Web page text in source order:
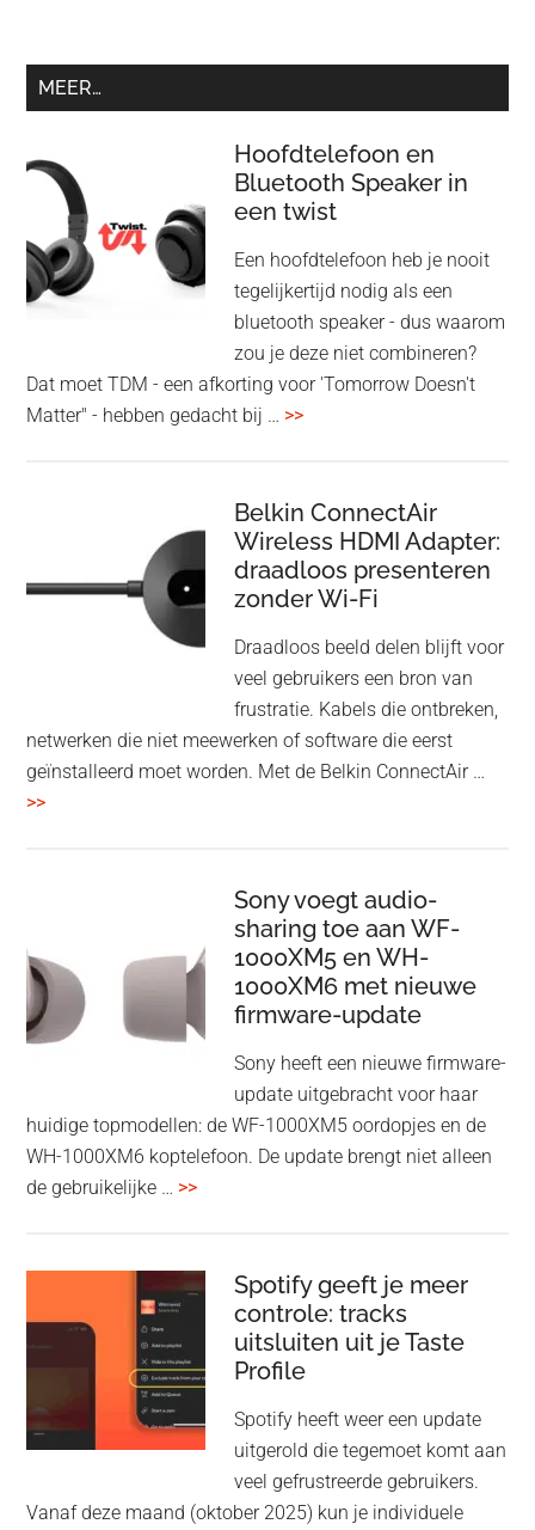
MEER…
Hoofdtelefoon en
Bluetooth Speaker in
een twist
Een hoofdtelefoon heb je nooit
tegelijkertijd nodig als een
bluetooth speaker - dus waarom
zou je deze niet combineren?
Dat moet TDM - een afkorting voor 'Tomorrow Doesn't
Matter" - hebben gedacht bij … >>overHoofdtelefoon
Speaker
in
een
twist
Belkin ConnectAir
Wireless HDMI Adapter:
draadloos presenteren
zonder Wi-Fi
Draadloos beeld delen blijft voor
veel gebruikers een bron van
frustratie. Kabels die ontbreken,
netwerken die niet meewerken of software die eerst
geïnstalleerd moet worden. Met de Belkin ConnectAir …
>>overBelkin
draadloos
presenteren
zonder
Wi-
Sony voegt audio-
sharing toe aan WF-
1000XM5 en WH-
1000XM6 met nieuwe
firmware-update
Sony heeft een nieuwe firmware-
update uitgebracht voor haar
huidige topmodellen: de WF-1000XM5 oordopjes en de
WH-1000XM6 koptelefoon. De update brengt niet alleen
de gebruikelijke … >>overSony
sharing
WF-
en
1000XM6
Spotify geeft je meer
controle: tracks
uitsluiten uit je Taste
Profile
Spotify heeft weer een update
uitgerold die tegemoet komt aan
veel gefrustreerde gebruikers.
Vanaf deze maand (oktober 2025) kun je individuele